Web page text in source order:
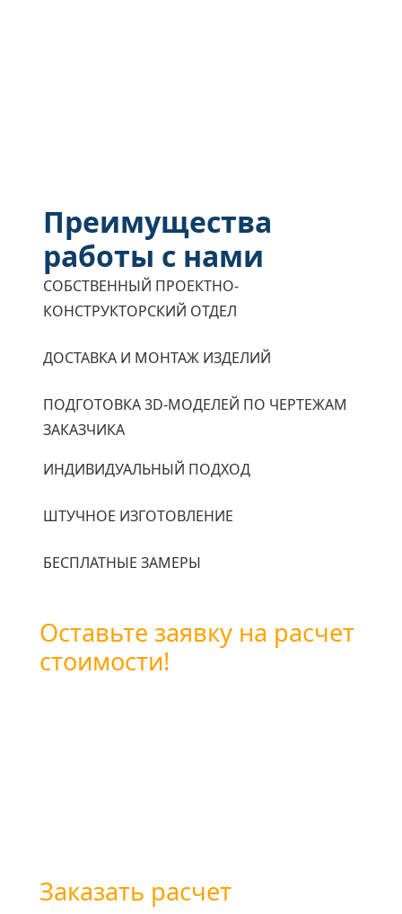
Преимущества
работы с нами
СОБСТВЕННЫЙ ПРОЕКТНО-
КОНСТРУКТОРСКИЙ ОТДЕЛ
ДОСТАВКА И МОНТАЖ ИЗДЕЛИЙ
ПОДГОТОВКА 3D-МОДЕЛЕЙ ПО ЧЕРТЕЖАМ
ЗАКАЗЧИКА
ИНДИВИДУАЛЬНЫЙ ПОДХОД
ШТУЧНОЕ ИЗГОТОВЛЕНИЕ
БЕСПЛАТНЫЕ ЗАМЕРЫ
Оставьте заявку на расчет
стоимости!
Заказать расчет